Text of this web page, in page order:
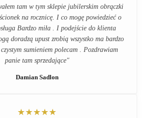
tam w tym sklepie jubilerskim obrączki
na rocznicę. I co mogę powiedzieć o
Bardzo miła . I podejście do klienta
doradzą upust zrobią wszystko ma bardzo
sumieniem polecam . Pozdrawiam
panie tam sprzedające"
Damian Sadlon
★★★★★